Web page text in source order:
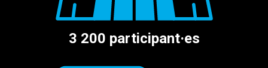
3 200 participant·es